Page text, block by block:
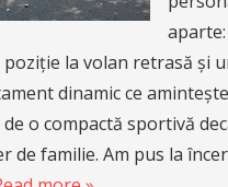
hibrid care este
Există
de a